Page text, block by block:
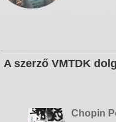
A szerző VMTDK
Chopin